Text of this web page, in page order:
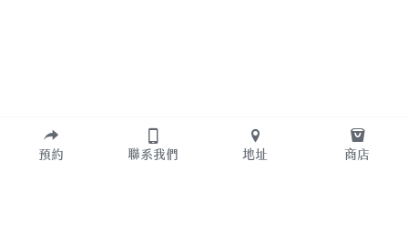
預約 聯系我們 地址 商店